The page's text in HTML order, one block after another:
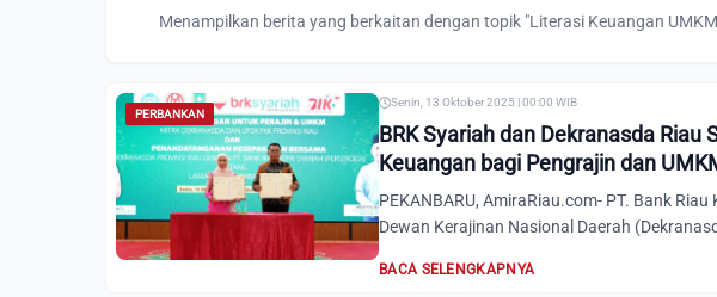
Menampilkan berita yang berkaitan dengan topik "Literasi Keuangan
PERBANKAN
Senin, 13 Oktober 2025 | 00:00 WIB
BRK Syariah dan Dekranasda Riau
Keuangan bagi Pengrajin dan
PEKANBARU, AmiraRiau.com- PT. Bank
Dewan Kerajinan Nasional Daerah
BACA SELENGKAPNYA